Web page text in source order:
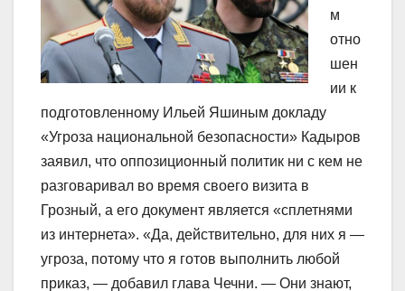
м
отно
шен
ии к
подготовленному Ильей Яшиным докладу
«Угроза национальной безопасности» Кадыров
заявил, что оппозиционный политик ни с кем не
разговаривал во время своего визита в
Грозный, а его документ является «сплетнями
из интернета». «Да, действительно, для них я —
угроза, потому что я готов выполнить любой
приказ, — добавил глава Чечни. — Они знают,